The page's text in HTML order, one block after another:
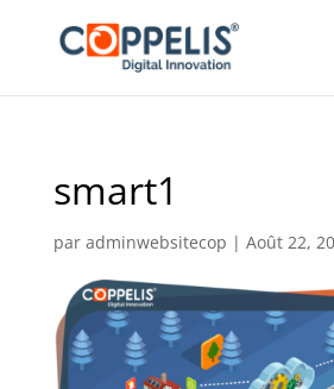
smart1
par adminwebsitecop | Août 22,